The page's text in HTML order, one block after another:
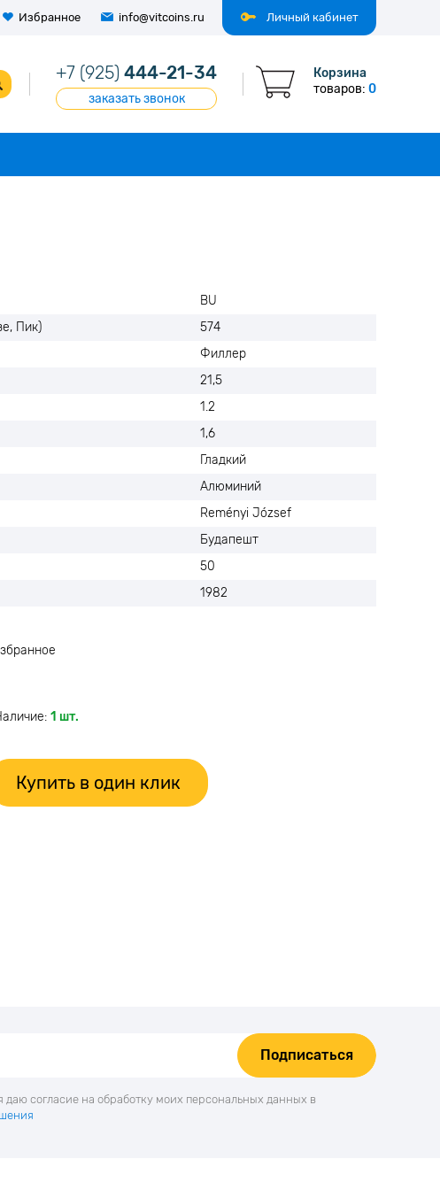
Личный кабинет
Избранное info@vitcoins.ru
+7 (925) 444-21-34
заказать звонок
Корзина
товаров: 0
BU
Пик)
574
Филлер
21,5
1.2
1,6
Гладкий
Алюминий
Reményi József
Будапешт
50
1982
1 шт.
Купить в один клик
Подписаться
даю согласие на обработку моих персональных данных в